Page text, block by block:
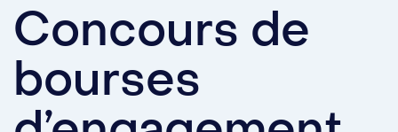
Concours de
bourses